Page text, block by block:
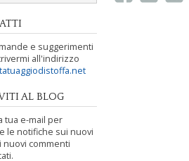
e suggerimenti
all'indirizzo
AL BLOG
tua e-mail per
le notifiche sui nuovi
nuovi commenti